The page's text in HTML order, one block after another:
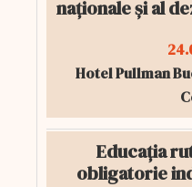
naționale și al
Hotel Pullman
Educația
obligatorie